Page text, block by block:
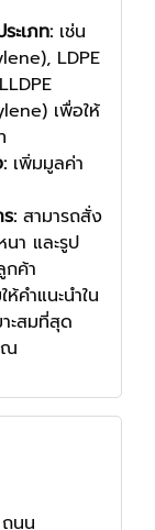
ะเภท: เช่น
LDPE
เพื่อให้
เพิ่มมูลค่า
: สามารถสั่ง
า และรูป
กค้า
คำแนะนำใน
ะสมที่สุด
ณ
นน